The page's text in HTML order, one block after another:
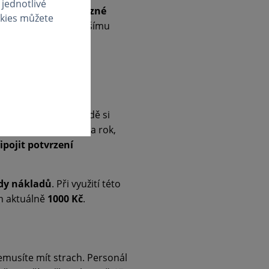
a poskytují jim
různé
které motivují k dalšímu
. V takovém případě si
to znamená 3–5× za rok,
potvrzení
nákladů. Při využití této
aktuálně 1000 Kč.
mít strach. Personál
můžete